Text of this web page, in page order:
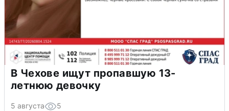
В Чехове ищут пропавшую 13-
летнюю девочку
5 августа 5